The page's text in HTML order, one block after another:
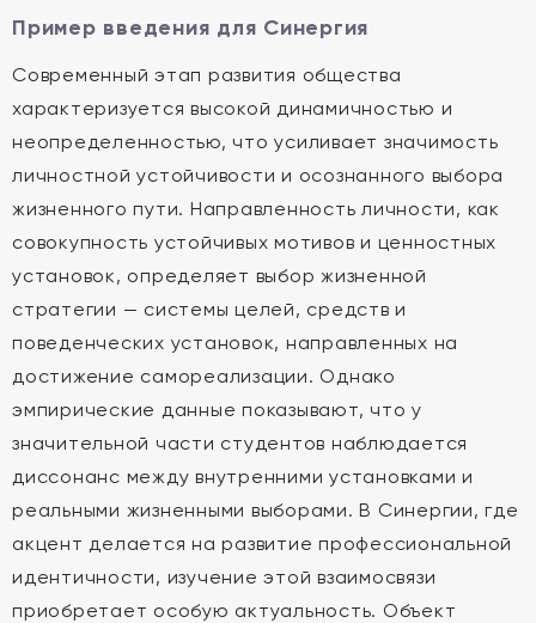
Пример введения для Синергия
Современный этап развития общества
характеризуется высокой динамичностью и
неопределенностью, что усиливает значимость
личностной устойчивости и осознанного выбора
жизненного пути. Направленность личности, как
совокупность устойчивых мотивов и ценностных
установок, определяет выбор жизненной
стратегии — системы целей, средств и
поведенческих установок, направленных на
достижение самореализации. Однако
эмпирические данные показывают, что у
значительной части студентов наблюдается
диссонанс между внутренними установками и
реальными жизненными выборами. В Синергии, где
акцент делается на развитие профессиональной
идентичности, изучение этой взаимосвязи
приобретает особую актуальность. Объект